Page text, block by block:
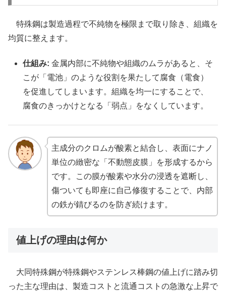
特殊鋼は製造過程で不純物を極限まで取り除き、組織を
均質に整えます。
仕組み: 金属内部に不純物や組織のムラがあると、そ
こが「電池」のような役割を果たして腐食（電食）
を促進してしまいます。組織を均一にすることで、
腐食のきっかけとなる「弱点」をなくしています。
主成分のクロムが酸素と結合し、表面にナノ
単位の緻密な「不動態皮膜」を形成するから
です。この膜が酸素や水分の浸透を遮断し、
傷ついても即座に自己修復することで、内部
の鉄が錆びるのを防ぎ続けます。
値上げの理由は何か
大同特殊鋼が特殊鋼やステンレス棒鋼の値上げに踏み切
った主な理由は、製造コストと流通コストの急激な上昇で